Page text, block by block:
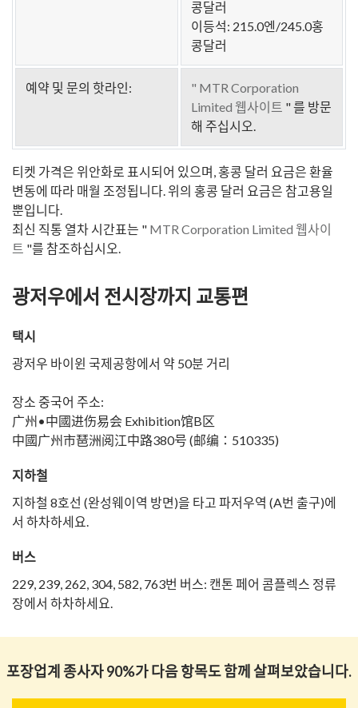
콩달러
이등석: 215.0엔/245.0홍
콩달러
예약 및 문의 핫라인:
" MTR Corporation
Limited 웹사이트 " 를 방문
해 주십시오.
티켓 가격은 위안화로 표시되어 있으며, 홍콩 달러 요금은 환율
변동에 따라 매월 조정됩니다. 위의 홍콩 달러 요금은 참고용일
뿐입니다.
최신 직통 열차 시간표는 " MTR Corporation Limited 웹사이
트 "를 참조하십시오.
광저우에서 전시장까지 교통편
택시
광저우 바이윈 국제공항에서 약 50분 거리
장소 중국어 주소:
广州•中國进伤易会 Exhibition馆B区
中國广州市琶洲阅江中路380号 (邮编：510335)
지하철
지하철 8호선 (완성웨이역 방면)을 타고 파저우역 (A번 출구)에
서 하차하세요.
버스
229, 239, 262, 304, 582, 763번 버스: 캔톤 페어 콤플렉스 정류
장에서 하차하세요.
포장업계 종사자 90%가 다음 항목도 함께 살펴보았습니다.